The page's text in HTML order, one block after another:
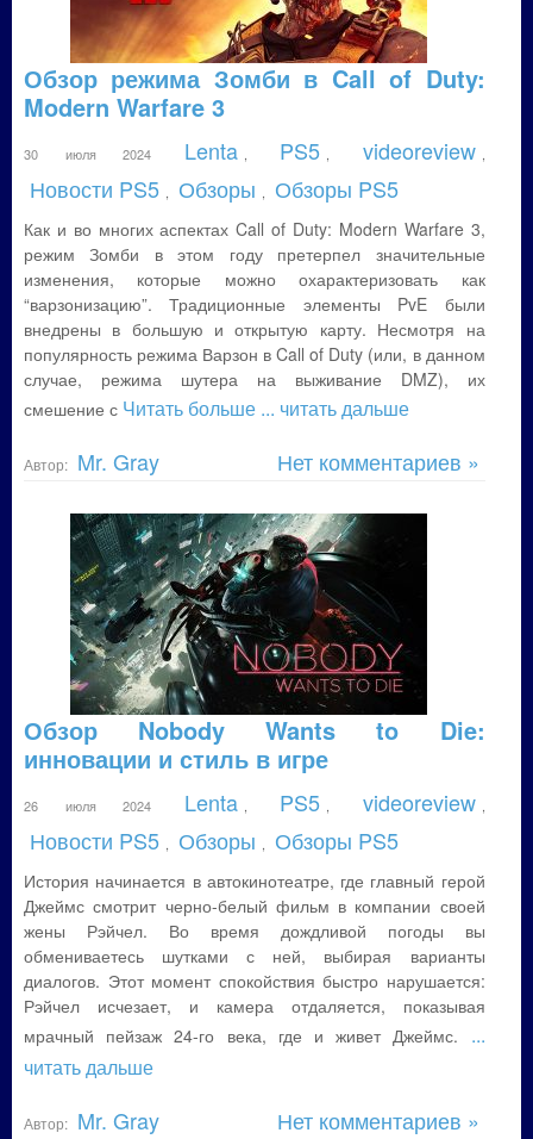
Обзор режима Зомби в Call of Duty:
Modern Warfare 3
30 июля 2024 Lenta PS5 videoreview
Новости PS5 Обзоры Обзоры PS5
Как и во многих аспектах Call of Duty: Modern Warfare 3,
режим Зомби в этом году претерпел значительные
изменения, которые можно охарактеризовать как
“варзонизацию”. Традиционные элементы PvE были
внедрены в большую и открытую карту. Несмотря на
популярность режима Варзон в Call of Duty (или, в данном
случае, режима шутера на выживание DMZ), их
смешение с Читать больше ... читать дальше
Автор: Mr. Gray Нет комментариев »
Обзор Nobody Wants to Die:
инновации и стиль в игре
26 июля 2024 Lenta PS5 videoreview
Новости PS5 Обзоры Обзоры PS5
История начинается в автокинотеатре, где главный герой
Джеймс смотрит черно-белый фильм в компании своей
жены Рэйчел. Во время дождливой погоды вы
обмениваетесь шутками с ней, выбирая варианты
диалогов. Этот момент спокойствия быстро нарушается:
Рэйчел исчезает, и камера отдаляется, показывая
мрачный пейзаж 24-го века, где и живет Джеймс. ...
читать дальше
Автор: Mr. Gray Нет комментариев »